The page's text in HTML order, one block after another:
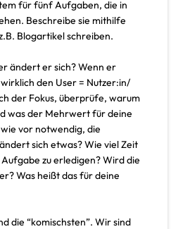
für fünf Aufgaben, die in
Beschreibe sie mithilfe
Blogartikel schreiben.
ändert er sich? Wenn er
den User = Nutzer:in/
der Fokus, überprüfe, warum
was der Mehrwert für deine
vor notwendig, die
sich etwas? Wie viel Zeit
zu erledigen? Wird die
Was heißt das für deine
die “komischsten”. Wir sind